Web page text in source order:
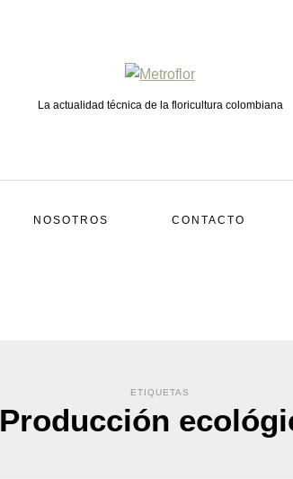
La actualidad técnica de la floricultura colombiana
NOSOTROS CONTACTO
ETIQUETAS
Producción